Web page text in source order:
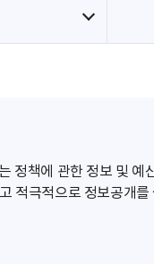
정책에 관한 정보 및 예
적극적으로 정보공개